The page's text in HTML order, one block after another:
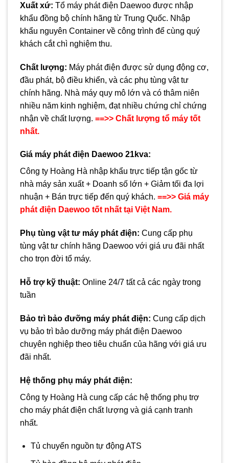
Xuất xứ: Tổ máy phát điện Daewoo được nhập
khẩu đồng bộ chính hãng từ Trung Quốc. Nhập
khẩu nguyên Container về công trình để cùng quý
khách cắt chì nghiệm thu.
Chất lượng: Máy phát điện được sử dụng động cơ,
đầu phát, bộ điều khiển, và các phụ tùng vật tư
chính hãng. Nhà máy quy mô lớn và có thâm niên
nhiều năm kinh nghiệm, đạt nhiều chứng chỉ chứng
nhận về chất lượng. ==>> Chất lượng tổ máy tốt
nhất.
Giá máy phát điện Daewoo 21kva:
Công ty Hoàng Hà nhập khẩu trực tiếp tận gốc từ
nhà máy sản xuất + Doanh số lớn + Giảm tối đa lợi
nhuận + Bán trực tiếp đến quý khách. ==>> Giá máy
phát điện Daewoo tốt nhất tại Việt Nam.
Phụ tùng vật tư máy phát điện: Cung cấp phụ
tùng vật tư chính hãng Daewoo với giá ưu đãi nhất
cho trọn đời tổ máy.
Hỗ trợ kỹ thuật: Online 24/7 tất cả các ngày trong
tuần
Bảo trì bảo đưỡng máy phát điện: Cung cấp dịch
vụ bảo trì bảo dưỡng máy phát điện Daewoo
chuyên nghiệp theo tiêu chuẩn của hãng với giá ưu
đãi nhất.
Hệ thống phụ máy phát điện:
Công ty Hoàng Hà cung cấp các hệ thống phụ trợ
cho máy phát điện chất lượng và giá cạnh tranh
nhất.
Tủ chuyển nguồn tự động ATS